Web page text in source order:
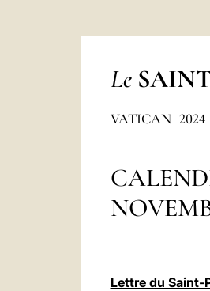
Le
VATICAN 2024
Lettre du Saint-